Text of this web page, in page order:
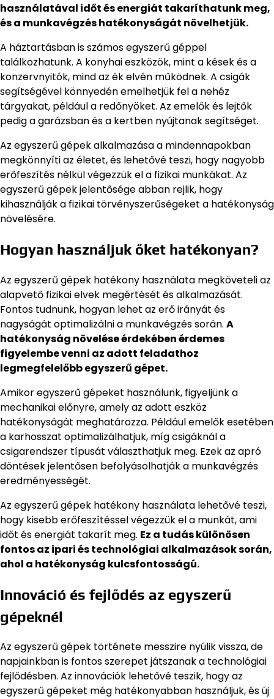
használatával időt és energiát takaríthatunk meg,
és a munkavégzés hatékonyságát növelhetjük.
A háztartásban is számos egyszerű géppel
találkozhatunk. A konyhai eszközök, mint a kések és a
konzervnyitók, mind az ék elvén működnek. A csigák
segítségével könnyedén emelhetjük fel a nehéz
tárgyakat, például a redőnyöket. Az emelők és lejtők
pedig a garázsban és a kertben nyújtanak segítséget.
Az egyszerű gépek alkalmazása a mindennapokban
megkönnyíti az életet, és lehetővé teszi, hogy nagyobb
erőfeszítés nélkül végezzük el a fizikai munkákat. Az
egyszerű gépek jelentősége abban rejlik, hogy
kihasználják a fizikai törvényszerűségeket a hatékonyság
növelésére.
Hogyan használjuk őket hatékonyan?
Az egyszerű gépek hatékony használata megköveteli az
alapvető fizikai elvek megértését és alkalmazását.
Fontos tudnunk, hogyan lehet az erő irányát és
nagyságát optimalizálni a munkavégzés során. A
hatékonyság növelése érdekében érdemes
figyelembe venni az adott feladathoz
legmegfelelőbb egyszerű gépet.
Amikor egyszerű gépeket használunk, figyeljünk a
mechanikai előnyre, amely az adott eszköz
hatékonyságát meghatározza. Például emelők esetében
a karhosszat optimalizálhatjuk, míg csigáknál a
csigarendszer típusát választhatjuk meg. Ezek az apró
döntések jelentősen befolyásolhatják a munkavégzés
eredményességét.
Az egyszerű gépek hatékony használata lehetővé teszi,
hogy kisebb erőfeszítéssel végezzük el a munkát, ami
időt és energiát takarít meg. Ez a tudás különösen
fontos az ipari és technológiai alkalmazások során,
ahol a hatékonyság kulcsfontosságú.
Innováció és fejlődés az egyszerű
gépeknél
Az egyszerű gépek története messzire nyúlik vissza, de
napjainkban is fontos szerepet játszanak a technológiai
fejlődésben. Az innovációk lehetővé teszik, hogy az
egyszerű gépeket még hatékonyabban használjuk, és új